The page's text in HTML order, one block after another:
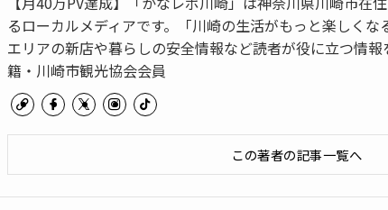
るローカルメディアです。「川崎の生活がもっと楽しく
エリアの新店や暮らしの安全情報など読者が役に立つ情
籍・川崎市観光協会会員
この著者の記事一覧へ